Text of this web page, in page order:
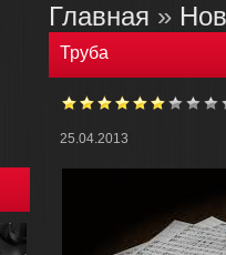
Главная »
Труба
25.04.2013